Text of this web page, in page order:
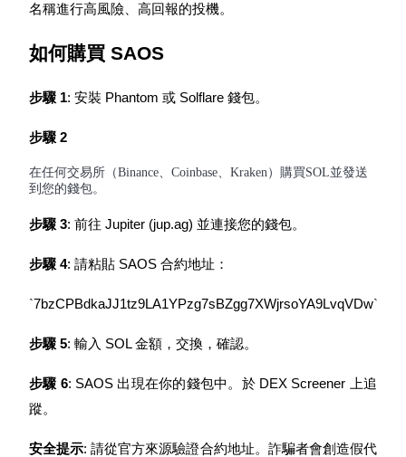
Bitrue
合夥人計劃
名稱進行高風險、高回報的投機。
如何購買 SAOS
步驟 1: 安裝 Phantom 或 Solflare 錢包。
步驟 2
在任何交易所（Binance、Coinbase、Kraken）購買SOL並發送
到您的錢包。
步驟 3: 前往 Jupiter (jup.ag) 並連接您的錢包。
步驟 4: 請粘貼 SAOS 合約地址：
`7bzCPBdkaJJ1tz9LA1YPzg7sBZgg7XWjrsoYA9LvqVDw`
步驟 5: 輸入 SOL 金額，交換，確認。
步驟 6: SAOS 出現在你的錢包中。於 DEX Screener 上追
蹤。
安全提示: 請從官方來源驗證合約地址。詐騙者會創造假代